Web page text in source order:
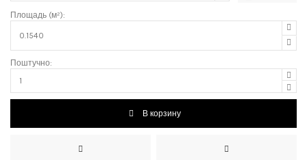
Площадь (м²):
Поштучно:
В корзину